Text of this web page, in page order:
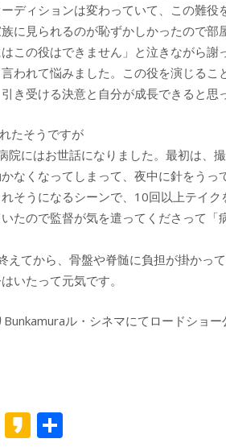
ディションは変わっていて、この難
に見られるのが恥ずかしかったので
この役はできません」と泣きながら
われて悩みました。この役を演じる
き受ける決意と自分が成長できると思
たそうですが
院にはお世話になりました。最初は、
なくなってしまって、夜中に針をう
そうになるシーンで、10回以上テイ
たので監督が気を遣ってくださって
えてから、骨盤や脊髄に負担が掛かっ
いたって元気です。
ル・シネマにてロードショー
Li K